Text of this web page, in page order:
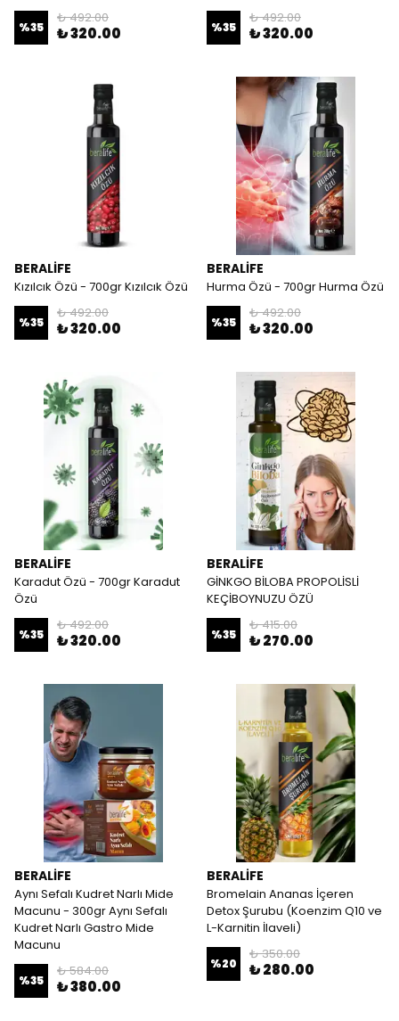
%35
₺ 492.00
₺ 320.00 %35
₺ 492.00
₺ 320.00
BERALİFE
Kızılcık Özü - 700gr Kızılcık Özü
%35
₺ 492.00
₺ 320.00
BERALİFE
Hurma Özü - 700gr Hurma Özü
%35
₺ 492.00
₺ 320.00
BERALİFE
Karadut Özü - 700gr Karadut
Özü
%35
₺ 492.00
₺ 320.00
BERALİFE
GİNKGO BİLOBA PROPOLİSLİ
KEÇİBOYNUZU ÖZÜ
%35
₺ 415.00
₺ 270.00
BERALİFE
Aynı Sefalı Kudret Narlı Mide
Macunu - 300gr Aynı Sefalı
Kudret Narlı Gastro Mide
Macunu
%35
₺ 584.00
₺ 380.00
BERALİFE
Bromelain Ananas İçeren
Detox Şurubu (Koenzim Q10 ve
L-Karnitin İlaveli)
%20
₺ 350.00
₺ 280.00